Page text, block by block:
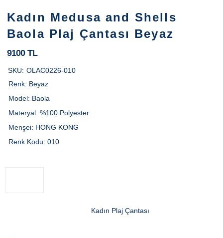
Kadın Medusa and Shells
Baola Plaj Çantası Beyaz
9100 TL
SKU: OLAC0226-010
Renk: Beyaz
Model: Baola
Materyal: %100 Polyester
Menşei: HONG KONG
Renk Kodu: 010
Kadın Plaj Çantası